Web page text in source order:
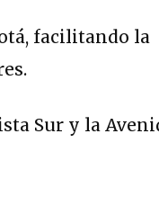
facilitando la
Sur y la